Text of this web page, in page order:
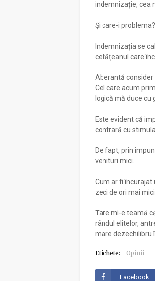
indemnizație, cea
Și care-i problema?
Indemnizația se
cetățeanul care
Aberantă consider
Cel care acum
logică mă duce cu
Este evident că
contrară cu
De fapt, prin
venituri mici.
Cum ar fi încurajat
zeci de ori mai
Tare mi-e teamă
rândul elitelor,
mare dezechilibru
Etichete: Opinii
Facebook